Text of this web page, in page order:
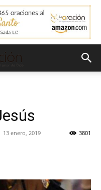
13 enero, 2019 3801